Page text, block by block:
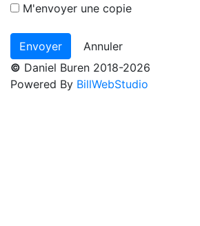
M'envoyer une copie
Annuler
© Daniel Buren 2018-2026
Powered By BillWebStudio